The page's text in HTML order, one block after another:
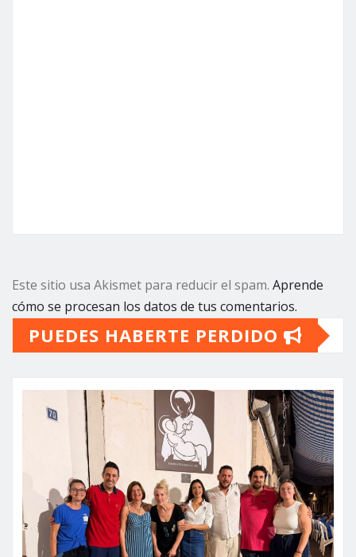
Este sitio usa Akismet para reducir el spam. Aprende
cómo se procesan los datos de tus comentarios.
PUEDES HABERTE PERDIDO